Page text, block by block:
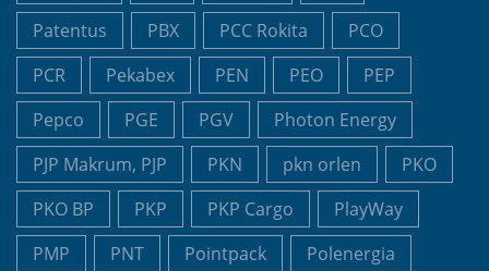
Patentus
PBX PCC Rokita
PCO
PCR
Pekabex PEN PEO
PEP
Pepco
PGE PGV
Photon Energy
PJP Makrum, PJP
PKN pkn orlen
PKO
PKO BP
PKP PKP Cargo
PlayWay
PMP
PNT Pointpack
Polenergia